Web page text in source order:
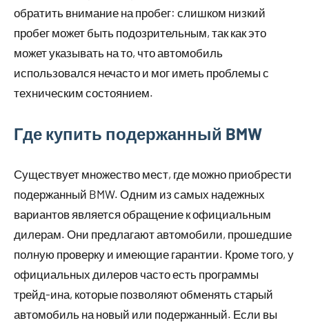
обратить внимание на пробег: слишком низкий
пробег может быть подозрительным, так как это
может указывать на то, что автомобиль
использовался нечасто и мог иметь проблемы с
техническим состоянием.
Где купить подержанный BMW
Существует множество мест, где можно приобрести
подержанный BMW. Одним из самых надежных
вариантов является обращение к официальным
дилерам. Они предлагают автомобили, прошедшие
полную проверку и имеющие гарантии. Кроме того, у
официальных дилеров часто есть программы
трейд-ина, которые позволяют обменять старый
автомобиль на новый или подержанный. Если вы